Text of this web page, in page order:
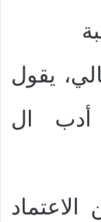
يقول
أدب ال